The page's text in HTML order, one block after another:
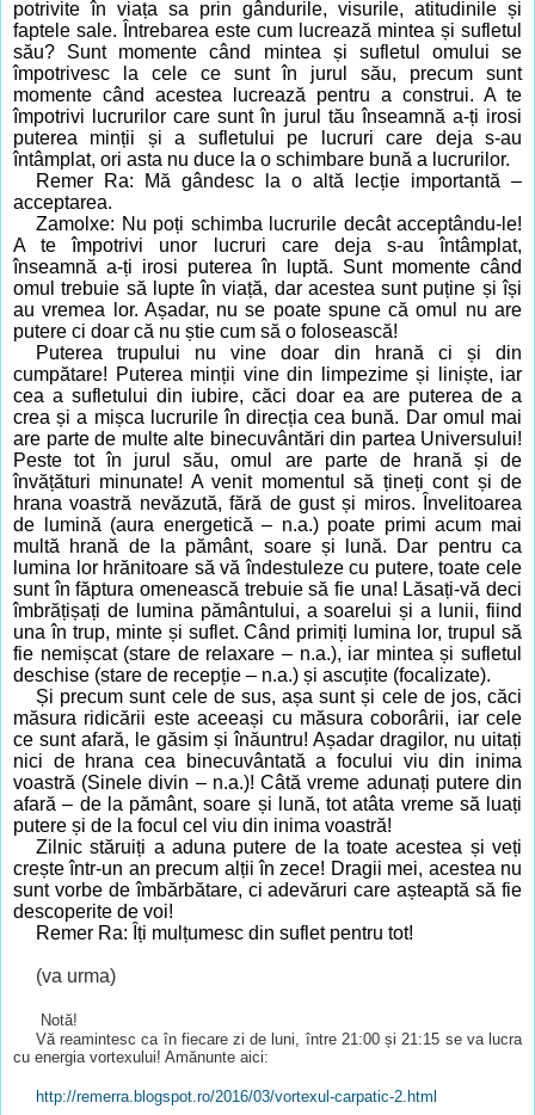
potrivite în viața sa prin gândurile, visurile, atitudinile și
faptele sale. Întrebarea este cum lucrează mintea și sufletul
său? Sunt momente când mintea și sufletul omului se
împotrivesc la cele ce sunt în jurul său, precum sunt
momente când acestea lucrează pentru a construi. A te
împotrivi lucrurilor care sunt în jurul tău înseamnă a-ți irosi
puterea minții și a sufletului pe lucruri care deja s-au
întâmplat, ori asta nu duce la o schimbare bună a lucrurilor.
Remer Ra: Mă gândesc la o altă lecție importantă –
acceptarea.
Zamolxe: Nu poți schimba lucrurile decât acceptându-le!
A te împotrivi unor lucruri care deja s-au întâmplat,
înseamnă a-ți irosi puterea în luptă. Sunt momente când
omul trebuie să lupte în viață, dar acestea sunt puține și își
au vremea lor. Așadar, nu se poate spune că omul nu are
putere ci doar că nu știe cum să o folosească!
Puterea trupului nu vine doar din hrană ci și din
cumpătare! Puterea minții vine din limpezime și liniște, iar
cea a sufletului din iubire, căci doar ea are puterea de a
crea și a mișca lucrurile în direcția cea bună. Dar omul mai
are parte de multe alte binecuvântări din partea Universului!
Peste tot în jurul său, omul are parte de hrană și de
învățături minunate! A venit momentul să țineți cont și de
hrana voastră nevăzută, fără de gust și miros. Învelitoarea
de lumină (aura energetică – n.a.) poate primi acum mai
multă hrană de la pământ, soare și lună. Dar pentru ca
lumina lor hrănitoare să vă îndestuleze cu putere, toate cele
sunt în făptura omenească trebuie să fie una! Lăsați-vă deci
îmbrățișați de lumina pământului, a soarelui și a lunii, fiind
una în trup, minte și suflet. Când primiți lumina lor, trupul să
fie nemișcat (stare de relaxare – n.a.), iar mintea și sufletul
deschise (stare de recepție – n.a.) și ascuțite (focalizate).
Și precum sunt cele de sus, așa sunt și cele de jos, căci
măsura ridicării este aceeași cu măsura coborârii, iar cele
ce sunt afară, le găsim și înăuntru! Așadar dragilor, nu uitați
nici de hrana cea binecuvântată a focului viu din inima
voastră (Sinele divin – n.a.)! Câtă vreme adunați putere din
afară – de la pământ, soare și lună, tot atâta vreme să luați
putere și de la focul cel viu din inima voastră!
Zilnic stăruiți a aduna putere de la toate acestea și veți
crește într-un an precum alții în zece! Dragii mei, acestea nu
sunt vorbe de îmbărbătare, ci adevăruri care așteaptă să fie
descoperite de voi!
Remer Ra: Îți mulțumesc din suflet pentru tot!
(va urma)
Notă!
Vă reamintesc ca în fiecare zi de luni, între 21:00 și 21:15 se va lucra
cu energia vortexului! Amănunte aici:
http://remerra.blogspot.ro/2016/03/vortexul-carpatic-2.html